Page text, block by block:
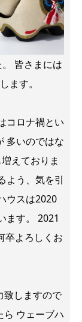
皆さまには
ます。
コロナ禍とい
多いのではな
えておりま
よう、気を引
ウスは2020
ます。 2021
卒よろしくお
致しますので
ら ウェーブハ